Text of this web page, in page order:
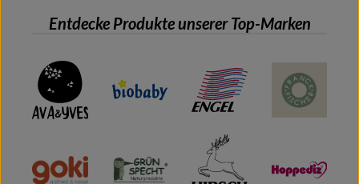
Entdecke Produkte unserer Top-Marken